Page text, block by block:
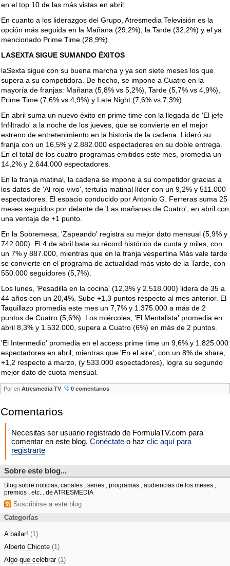
en el top 10 de las más vistas en abril.
En cuanto a los liderazgos del Grupo, Atresmedia Televisión es la
opción más seguida en la Mañana (29,2%), la Tarde (32,2%) y el ya
mencionado Prime Time (28,9%).
LASEXTA SIGUE SUMANDO ÉXITOS
laSexta sigue con su buena marcha y ya son siete meses los que
supera a su competidora. De hecho, se impone a Cuatro en la
mayoría de franjas: Mañana (5,8% vs 5,2%), Tarde (5,7% vs 4,9%),
Prime Time (7,6% vs 4,9%) y Late Night (7,6% vs 7,3%).
En abril suma un nuevo éxito en prime time con la llegada de 'El jefe
Infiltrado' a la noche de los jueves, que se convierte en el mejor
estreno de entretenimiento en la historia de la cadena. Lideró su
franja con un 16,5% y 2.882.000 espectadores en su doble entrega.
En el total de los cuatro programas emitidos este mes, promedia un
14,2% y 2.644.000 espectadores.
En la franja matinal, la cadena se impone a su competidor gracias a
los datos de 'Al rojo vivo', tertulia matinal líder con un 9,2% y 511.000
espectadores. El espacio conducido por Antonio G. Ferreras suma 25
meses seguidos por delante de 'Las mañanas de Cuatro', en abril con
una ventaja de +1 punto.
En la Sobremesa, 'Zapeando' registra su mejor dato mensual (5,9% y
742.000). El 4 de abril bate su récord histórico de cuota y miles, con
un 7% y 887.000, mientras que en la franja vespertina Más vale tarde
se convierte en el programa de actualidad más visto de la Tarde, con
550.000 seguidores (5,7%).
Los lunes, 'Pesadilla en la cocina' (12,3% y 2.518.000) lidera de 35 a
44 años con un 20,4%. Sube +1,3 puntos respecto al mes anterior. El
Taquillazo promedia este mes un 7,7% y 1.375.000 a más de 2
puntos de Cuatro (5,6%). Los miércoles, 'El Mentalista' promedia en
abril 8,3% y 1.532.000, supera a Cuatro (6%) en más de 2 puntos.
'El Intermedio' promedia en el access prime time un 9,6% y 1.825.000
espectadores en abril, mientras que 'En el aire', con un 8% de share,
+1,2 respecto a marzo, (y 533.000 espectadores), logra su segundo
mejor dato de cuota mensual.
Por en Atresmedia TV 0 comentarios
Comentarios
Necesitas ser usuario registrado de FormulaTV.com para
comentar en este blog. Conéctate o haz clic aquí para
registrarte
Sobre este blog...
Blog sobre noticias, canales , series , programas , audiencias de los meses ,
premios , etc... de ATRESMEDIA
Suscribirse a este blog
Categorías
A bailar! (1)
Alberto Chicote (1)
Algo que celebrar (1)